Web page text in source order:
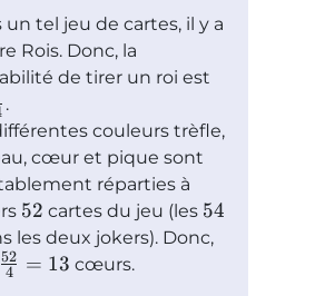
un tel jeu de cartes, il y a
Rois. Donc, la
de tirer un roi est
.
couleurs trèfle,
cœur et pique sont
réparties à
52 cartes du jeu (les 54
les deux jokers). Donc,
4
52 = 13 cœurs.